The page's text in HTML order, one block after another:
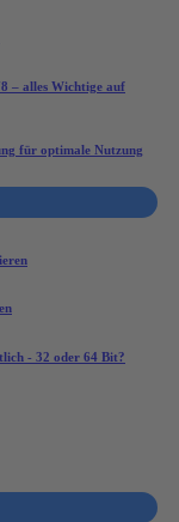
– alles Wichtige auf
für optimale Nutzung
- 32 oder 64 Bit?